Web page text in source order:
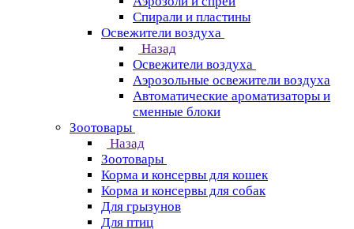
Спирали и пластины
Освежители воздуха
Назад
Освежители воздуха
Аэрозольные освежители воздуха
Автоматические ароматизаторы и
сменные блоки
Зоотовары
Назад
Зоотовары
Корма и консервы для кошек
Корма и консервы для собак
Для грызунов
Для птиц